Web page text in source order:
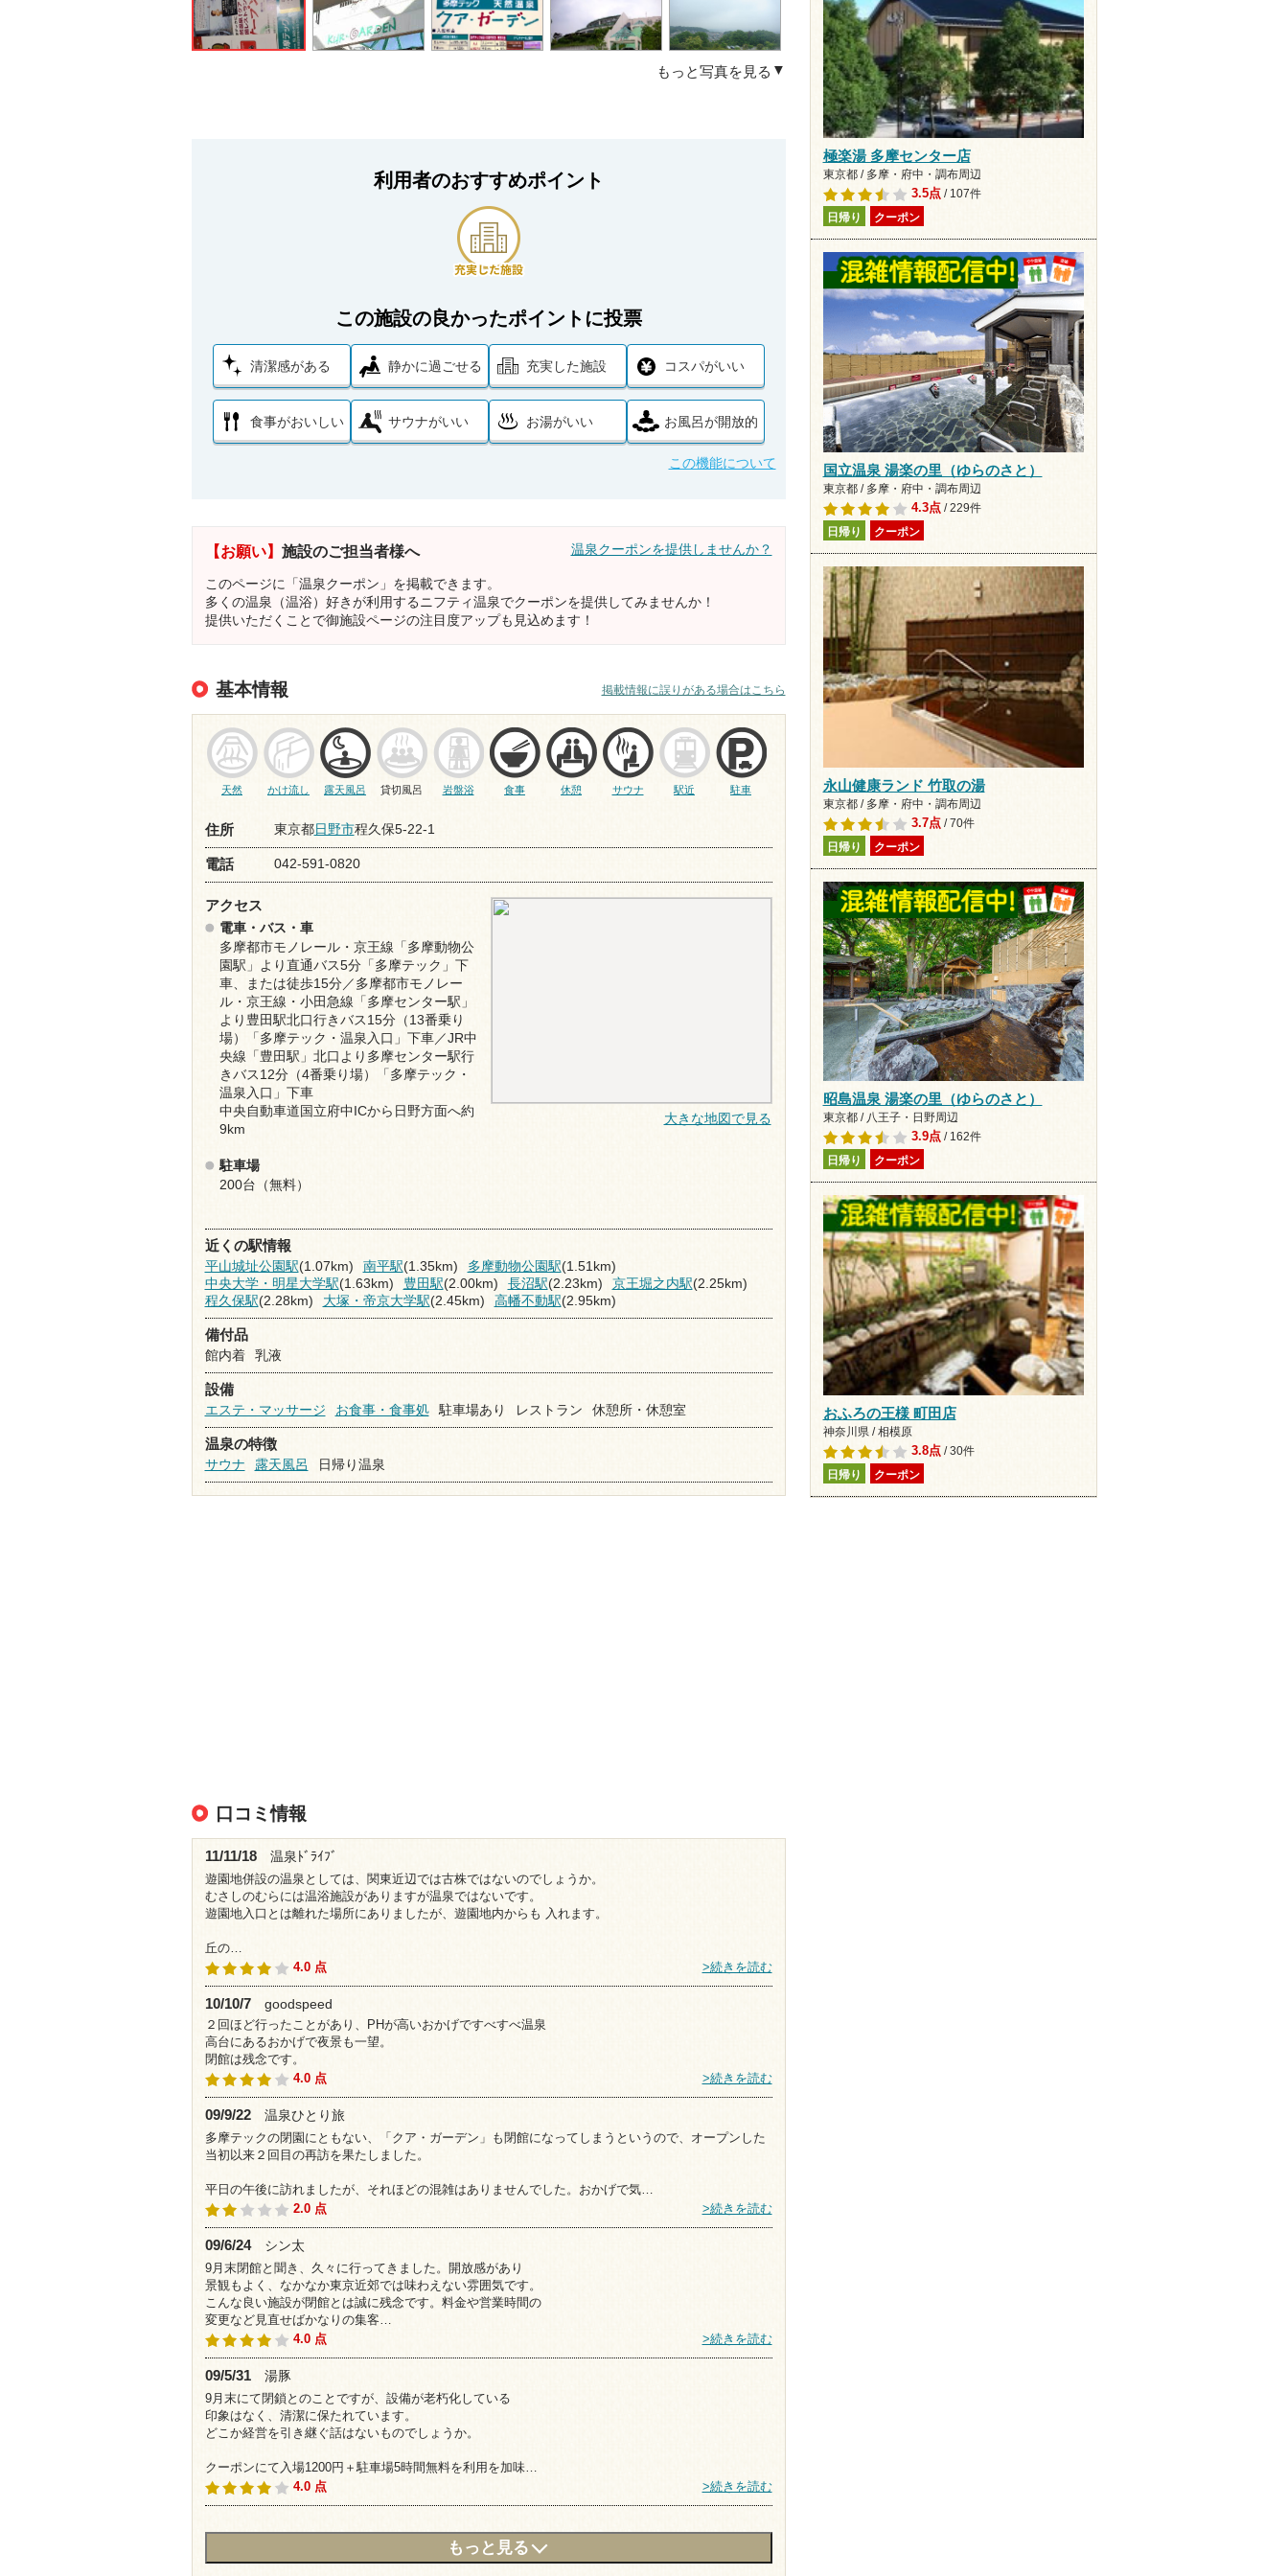
もっと写真を見る
利用者のおすすめポイント
この施設の良かったポイントに投票
清潔感がある 静かに過ごせる 充実した施設 コスパがいい
食事がおいしい サウナがいい お湯がいい お風呂が開放的
この機能について
【お願い】 施設のご担当者様へ 温泉クーポンを提供しませんか？
このページに「温泉クーポン」を掲載できます。
多くの温泉（温浴）好きが利用するニフティ温泉でクーポンを提供してみませんか！
提供いただくことで御施設ページの注目度アップも見込めます！
基本情報 掲載情報に誤りがある場合はこちら
天然 かけ流し 露天風呂 貸切風呂 岩盤浴 食事 休憩 サウナ 駅近 駐車
住所 東京都日野市程久保5-22-1
電話 042-591-0820
アクセス
電車・バス・車
多摩都市モノレール・京王線「多摩動物公
園駅」より直通バス5分「多摩テック」下
車、または徒歩15分／多摩都市モノレー
ル・京王線・小田急線「多摩センター駅」
より豊田駅北口行きバス15分（13番乗り
場）「多摩テック・温泉入口」下車／JR中
央線「豊田駅」北口より多摩センター駅行
きバス12分（4番乗り場）「多摩テック・
温泉入口」下車
中央自動車道国立府中ICから日野方面へ約
9km
駐車場
200台（無料）
大きな地図で見る
近くの駅情報
平山城址公園駅(1.07km) 南平駅(1.35km) 多摩動物公園駅(1.51km)
中央大学・明星大学駅(1.63km) 豊田駅(2.00km) 長沼駅(2.23km) 京王堀之内駅(2.25km)
程久保駅(2.28km) 大塚・帝京大学駅(2.45km) 高幡不動駅(2.95km)
備付品
館内着
乳液
設備
エステ・マッサージ
お食事・食事処 駐車場あり レストラン 休憩所・休憩室
温泉の特徴
サウナ
露天風呂 日帰り温泉
口コミ情報
11/11/18 温泉ﾄﾞﾗｲﾌﾞ
遊園地併設の温泉としては、関東近辺では古株ではないのでしょうか。
むさしのむらには温浴施設がありますが温泉ではないです。
遊園地入口とは離れた場所にありましたが、遊園地内からも 入れます。
丘の…
4.0 点
>続きを読む
10/10/7 goodspeed
２回ほど行ったことがあり、PHが高いおかげですべすべ温泉
高台にあるおかげで夜景も一望。
閉館は残念です。
4.0 点
>続きを読む
09/9/22 温泉ひとり旅
多摩テックの閉園にともない、「クア・ガーデン」も閉館になってしまうというので、オープンした
当初以来２回目の再訪を果たしました。
平日の午後に訪れましたが、それほどの混雑はありませんでした。おかげで気…
2.0 点
>続きを読む
09/6/24 シン太
9月末閉館と聞き、久々に行ってきました。開放感があり
景観もよく、なかなか東京近郊では味わえない雰囲気です。
こんな良い施設が閉館とは誠に残念です。料金や営業時間の
変更など見直せばかなりの集客…
4.0 点
>続きを読む
09/5/31 湯豚
9月末にて閉鎖とのことですが、設備が老朽化している
印象はなく、清潔に保たれています。
どこか経営を引き継ぐ話はないものでしょうか。
クーポンにて入場1200円＋駐車場5時間無料を利用を加味…
4.0 点
>続きを読む
もっと見る
極楽湯 多摩センター店
東京都 / 多摩・府中・調布周辺
3.5点/ 107件
日帰り クーポン
国立温泉 湯楽の里（ゆらのさと）
東京都 / 多摩・府中・調布周辺
4.3点/ 229件
日帰り クーポン
永山健康ランド 竹取の湯
東京都 / 多摩・府中・調布周辺
3.7点/ 70件
日帰り クーポン
昭島温泉 湯楽の里（ゆらのさと）
東京都 / 八王子・日野周辺
3.9点/ 162件
日帰り クーポン
おふろの王様 町田店
神奈川県 / 相模原
3.8点/ 30件
日帰り クーポン